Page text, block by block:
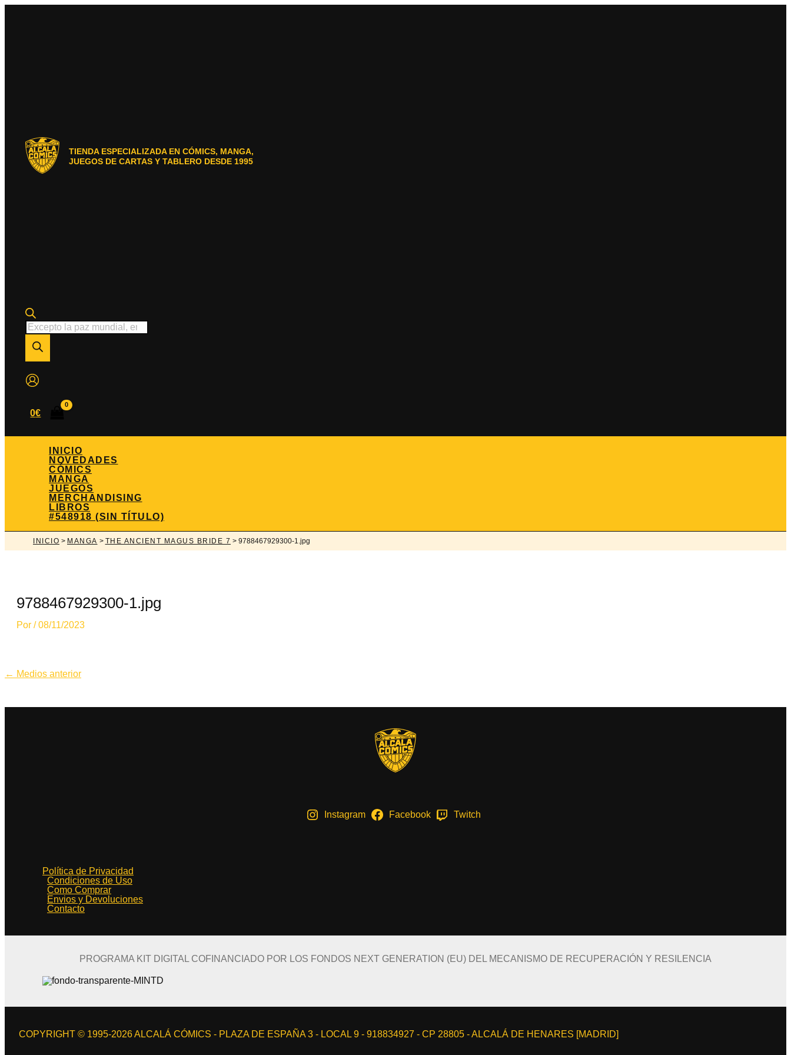
TIENDA ESPECIALIZADA EN CÓMICS, MANGA,
JUEGOS DE CARTAS Y TABLERO DESDE 1995
Búsqueda
de
productos
0€
INICIO
NOVEDADES
CÓMICS
MANGA
JUEGOS
MERCHANDISING
LIBROS
#548918 (SIN TÍTULO)
INICIO > MANGA > THE ANCIENT MAGUS BRIDE 7 > 9788467929300-1.jpg
9788467929300-1.jpg
Por /08/11/2023
Navegación
← Medios anterior
Instagram Facebook Twitch
Política de Privacidad
Condiciones de Uso
Como Comprar
Envios y Devoluciones
Contacto
PROGRAMA KIT DIGITAL COFINANCIADO POR LOS FONDOS NEXT GENERATION (EU) DEL MECANISMO DE RECUPERACIÓN Y RESILENCIA
COPYRIGHT © 1995-2026 ALCALÁ CÓMICS - PLAZA DE ESPAÑA 3 - LOCAL 9 - 918834927 - CP 28805 - ALCALÁ DE HENARES [MADRID]